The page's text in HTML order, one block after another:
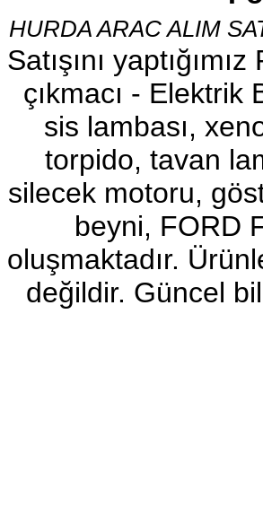
Ürün Kodu : 2017-2018 ford ranger sol
ayna
2017-2018 ford ranger sol
ayna
Ürün Kodu : 2017-2018 ford ranger abs
beyni
2017-2018 ford ranger abs
HURDA ARAC ALIM
Satışını
çıkmacı - Elektrik
sis lambası,
torpido, tavan
silecek motoru,
beyni, FORD
oluşmaktadır.
değildir. Güncel